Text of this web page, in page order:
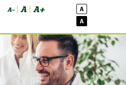
A- A A+
A
A